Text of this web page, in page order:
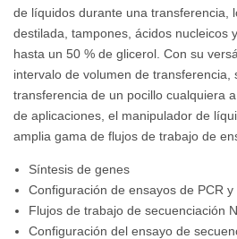
de líquidos durante una transferencia,
destilada, tampones, ácidos nucleicos
hasta un 50 % de glicerol. Con su
intervalo de volumen de transferencia,
transferencia de un pocillo cualquiera
de aplicaciones, el manipulador de
amplia gama de flujos de trabajo de
Síntesis de genes
Configuración de ensayos de PCR y
Flujos de trabajo de secuenciación
Configuración del ensayo de